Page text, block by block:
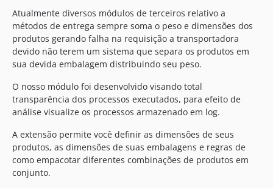
Atualmente diversos módulos de terceiros relativo a
métodos de entrega sempre soma o peso e dimensões dos
produtos gerando falha na requisição a transportadora
devido não terem um sistema que separa os produtos em
sua devida embalagem distribuindo seu peso.
O nosso módulo foi desenvolvido visando total
transparência dos processos executados, para efeito de
análise visualize os processos armazenado em log.
A extensão permite você definir as dimensões de seus
produtos, as dimensões de suas embalagens e regras de
como empacotar diferentes combinações de produtos em
conjunto.